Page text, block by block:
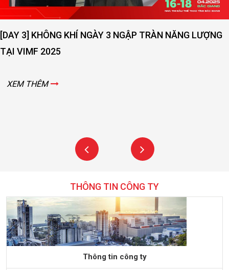
[DAY 3] KHÔNG KHÍ NGÀY 3 NGẬP TRÀN NĂNG LƯỢNG
TẠI VIMF 2025
XEM THÊM
THÔNG TIN CÔNG TY
Thông tin công ty